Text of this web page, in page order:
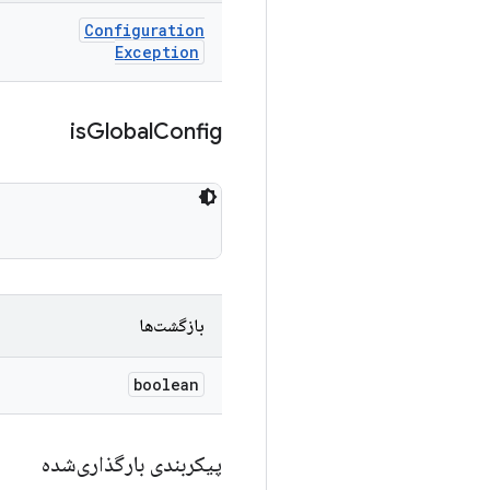
Configuration
Exception
isGlobalConfig
بازگشت‌ها
boolean
پیکربندی بارگذاری‌شده